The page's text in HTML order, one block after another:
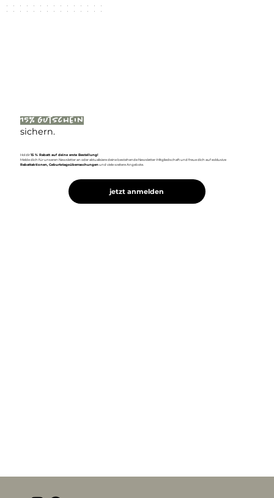
15% Gutschein
sichern.
Hol dir15 % Rabatt auf deine erste Bestellung!
Melde dich für unseren Newsletter an oder aktualisiere deine bestehende Newsletter-Mitgliedschaft und freue dich auf exklusive
Rabattaktionen, Geburtstagsüberraschungenund viele weitere Angebote.
jetzt anmelden